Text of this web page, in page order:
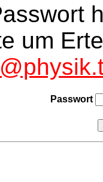
um
Passwort